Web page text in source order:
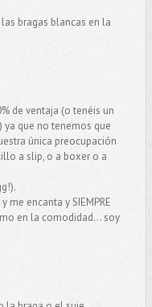
bragas blancas en la
de ventaja (o tenéis un
ya que no tenemos que
única preocupación
a slip, o a boxer o a
me encanta y SIEMPRE
en la comodidad... soy